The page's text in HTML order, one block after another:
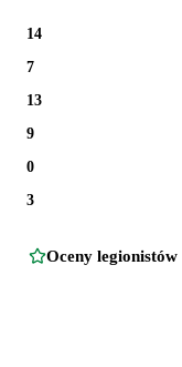
14
7
13
9
0
3
Oceny legionistów